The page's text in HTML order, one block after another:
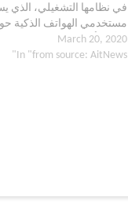
في نظامها التشغيلي، الذي
مستخدمي الهواتف الذكية
بشكل أكثر تحديدًا إلى
March 20, 2020
In "from source: AitNews"